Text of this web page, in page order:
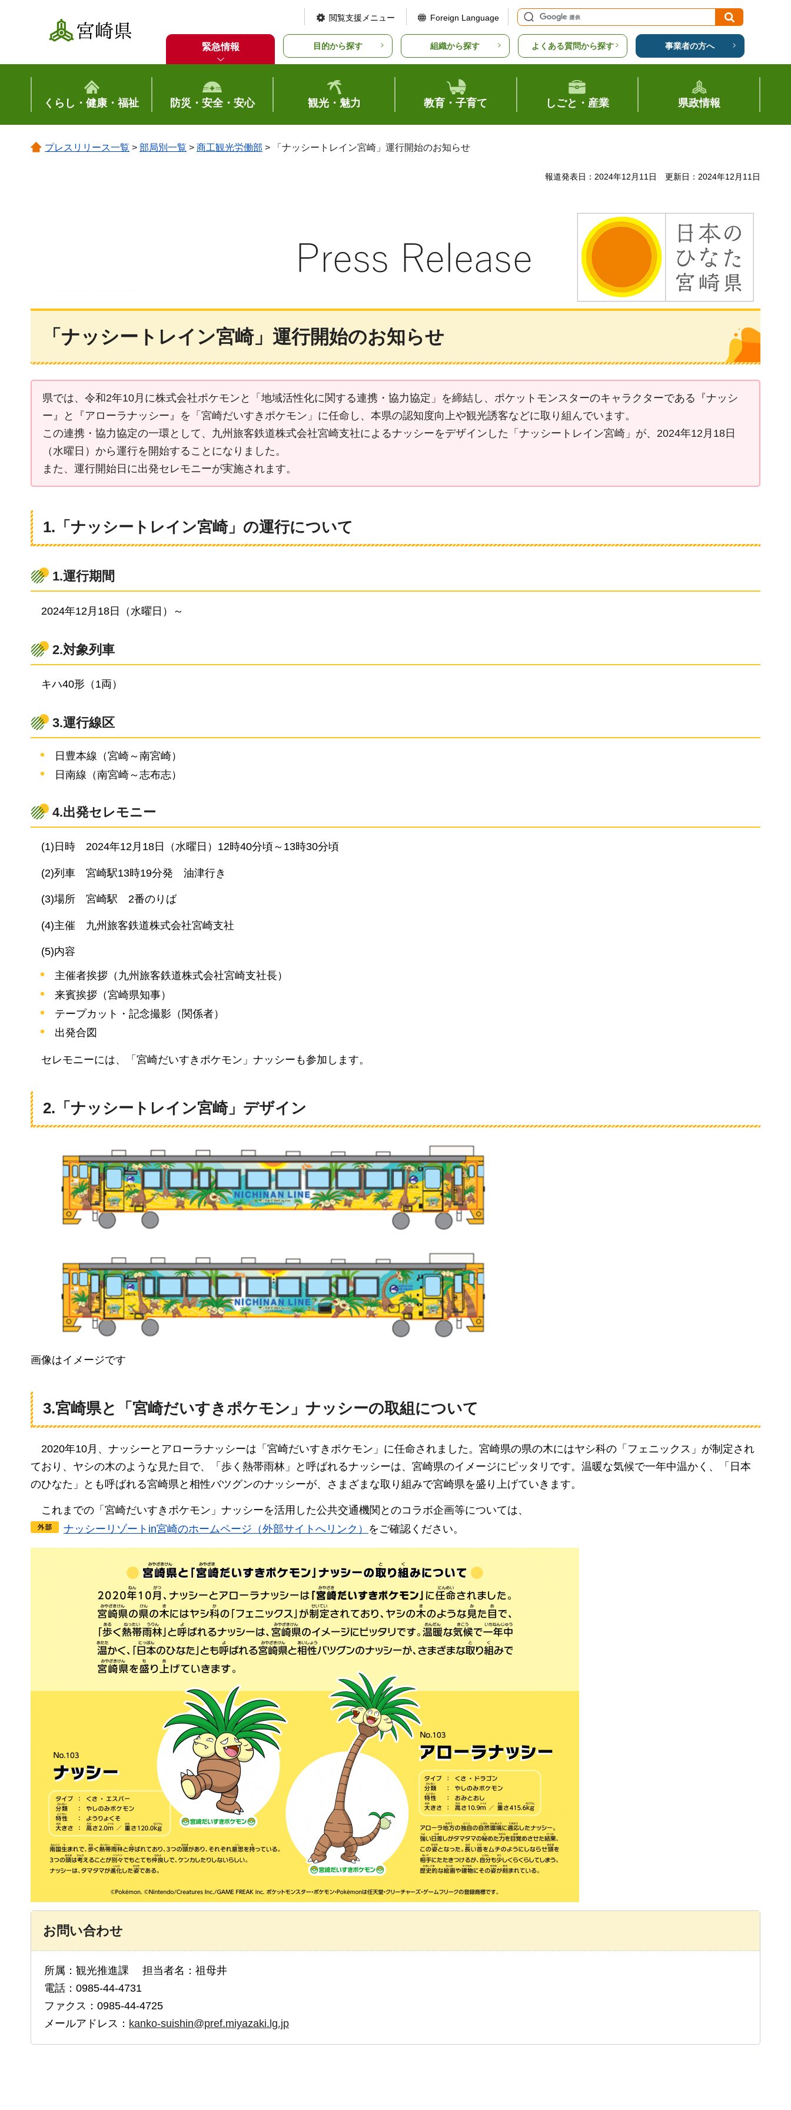
宮崎県
閲覧支援メニュー Foreign Language
緊急情報 目的から探す 組織から探す よくある質問から探す 事業者の方へ
くらし・健康・福祉 防災・安全・安心 観光・魅力 教育・子育て しごと・産業 県政情報
プレスリリース一覧 > 部局別一覧 > 商工観光労働部 > 「ナッシートレイン宮崎」運行開始のお知らせ
報道発表日：2024年12月11日 更新日：2024年12月11日
「ナッシートレイン宮崎」運行開始のお知らせ
県では、令和2年10月に株式会社ポケモンと「地域活性化に関する連携・協力協定」を締結し、ポケットモンスターのキャラクターである『ナッシ
ー』と『アローラナッシー』を「宮崎だいすきポケモン」に任命し、本県の認知度向上や観光誘客などに取り組んでいます。
この連携・協力協定の一環として、九州旅客鉄道株式会社宮崎支社によるナッシーをデザインした「ナッシートレイン宮崎」が、2024年12月18日
（水曜日）から運行を開始することになりました。
また、運行開始日に出発セレモニーが実施されます。
1.「ナッシートレイン宮崎」の運行について
1.運行期間
2024年12月18日（水曜日）～
2.対象列車
キハ40形（1両）
3.運行線区
日豊本線（宮崎～南宮崎）
日南線（南宮崎～志布志）
4.出発セレモニー
(1)日時 2024年12月18日（水曜日）12時40分頃～13時30分頃
(2)列車 宮崎駅13時19分発 油津行き
(3)場所 宮崎駅 2番のりば
(4)主催 九州旅客鉄道株式会社宮崎支社
(5)内容
主催者挨拶（九州旅客鉄道株式会社宮崎支社長）
来賓挨拶（宮崎県知事）
テープカット・記念撮影（関係者）
出発合図
セレモニーには、「宮崎だいすきポケモン」ナッシーも参加します。
2.「ナッシートレイン宮崎」デザイン
画像はイメージです
3.宮崎県と「宮崎だいすきポケモン」ナッシーの取組について
2020年10月、ナッシーとアローラナッシーは「宮崎だいすきポケモン」に任命されました。宮崎県の県の木にはヤシ科の「フェニックス」が制定され
ており、ヤシの木のような見た目で、「歩く熱帯雨林」と呼ばれるナッシーは、宮崎県のイメージにピッタリです。温暖な気候で一年中温かく、「日本
のひなた」とも呼ばれる宮崎県と相性バツグンのナッシーが、さまざまな取り組みで宮崎県を盛り上げていきます。
これまでの「宮崎だいすきポケモン」ナッシーを活用した公共交通機関とのコラボ企画等については、
ナッシーリゾートin宮崎のホームページ（外部サイトへリンク） をご確認ください。
お問い合わせ
所属：観光推進課 担当者名：祖母井
電話：0985-44-4731
ファクス：0985-44-4725
メールアドレス： kanko-suishin@pref.miyazaki.lg.jp